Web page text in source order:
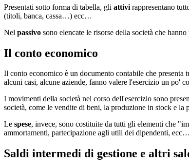
Presentati sotto forma di tabella, gli attivi rappresentano
(titoli, banca, cassa…) ecc…
Nel passivo sono elencate le risorse della società che
Il conto economico
Il conto economico è un documento contabile che
alcuni casi, alcune aziende, fanno valere l'esercizio un po'
I movimenti della società nel corso dell'esercizio sono
società, come le vendite di beni, la produzione in stock e
Le spese, invece, sono costituite da tutti gli elementi che
ammortamenti, partecipazione agli utili dei dipendenti, ecc…
Saldi intermedi di gestione e altri